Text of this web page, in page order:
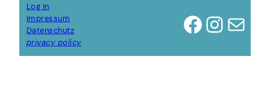
Log In
Impressum
Datenschutz
privacy policy
Facebook InstagramE-Mail